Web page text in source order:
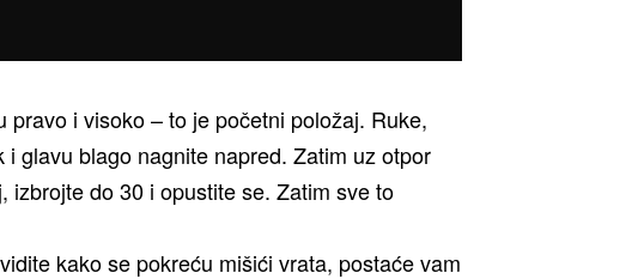
i visoko – to je početni položaj. Ruke,
glavu blago nagnite napred. Zatim uz otpor
do 30 i opustite se. Zatim sve to
kako se pokreću mišići vrata, postaće vam